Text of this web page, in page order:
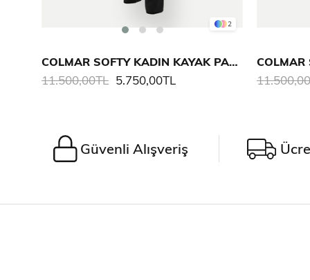
2
COLMAR SOFTY KADIN KAYAK PANTALONU
5.750,00TL
11.500,00TL
Güvenli Alışveriş